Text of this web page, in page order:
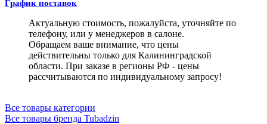
График поставок
Актуальную стоимость, пожалуйста, уточняйте по
телефону, или у менеджеров в салоне.
Обращаем ваше внимание, что цены
действительны только для Калининградской
области. При заказе в регионы РФ - цены
рассчитываются по индивидуальному запросу!
Все товары категории
Все товары бренда Tubadzin